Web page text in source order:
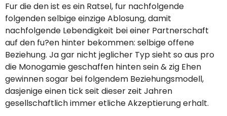
Fur die den ist es ein Ratsel, fur nachfolgende
folgenden selbige einzige Ablosung, damit
nachfolgende Lebendigkeit bei einer Partnerschaft
auf den fu?en hinter bekommen: selbige offene
Beziehung. Ja gar nicht jeglicher Typ sieht so aus pro
die Monogamie geschaffen hinten sein & zig Ehen
gewinnen sogar bei folgendem Beziehungsmodell,
dasjenige einen tick seit dieser zeit Jahren
gesellschaftlich immer etliche Akzeptierung erhalt.